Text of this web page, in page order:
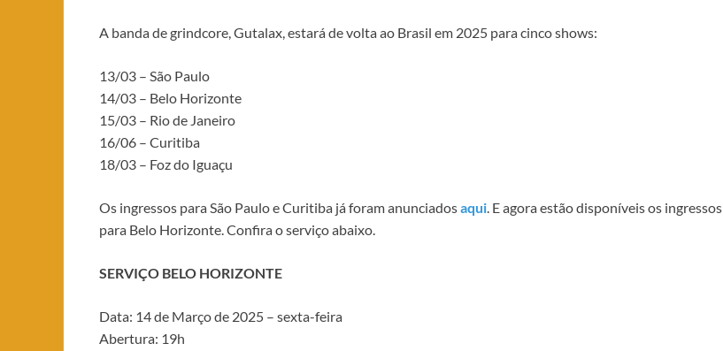
A banda de grindcore, Gutalax, estará de volta ao Brasil em 2025 para cinco shows:
13/03 – São Paulo
14/03 – Belo Horizonte
15/03 – Rio de Janeiro
16/06 – Curitiba
18/03 – Foz do Iguaçu
Os ingressos para São Paulo e Curitiba já foram anunciadosaqui. E agora estão disponíveis os ingressos
para Belo Horizonte. Confira o serviço abaixo.
SERVIÇO BELO HORIZONTE
Data: 14 de Março de 2025 – sexta-feira
Abertura: 19h